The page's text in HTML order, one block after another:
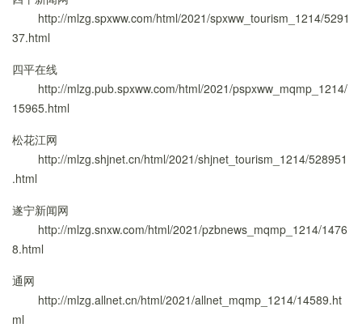
http://mlzg.spxww.com/html/2021/spxww_tourism_1214/5291
37.html
四平在线
http://mlzg.pub.spxww.com/html/2021/pspxww_mqmp_1214/
15965.html
松花江网
http://mlzg.shjnet.cn/html/2021/shjnet_tourism_1214/528951
.html
遂宁新闻网
http://mlzg.snxw.com/html/2021/pzbnews_mqmp_1214/1476
8.html
通网
http://mlzg.allnet.cn/html/2021/allnet_mqmp_1214/14589.ht
ml